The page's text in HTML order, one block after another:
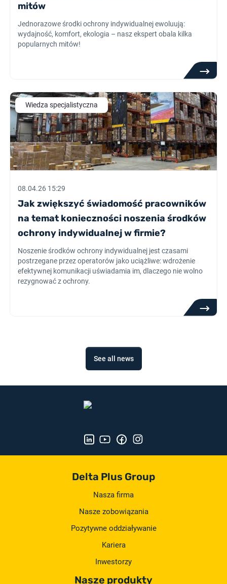
mitów
Jednorazowe środki ochrony indywidualnej ewoluują:
wydajność, komfort, ekologia – nasz ekspert obala kilka
popularnych mitów!
Wiedza specjalistyczna
08.04.26 15:29
Jak zwiększyć świadomość pracowników
na temat konieczności noszenia środków
ochrony indywidualnej w firmie?
Noszenie środków ochrony indywidualnej jest czasami
postrzegane przez operatorów jako uciążliwe: wdrożenie
efektywnej komunikacji uświadamia im, dlaczego nie wolno
rezygnować z ochrony.
See all news
Delta Plus Group
Nasza firma
Nasze zobowiązania
Pozytywne oddziaływanie
Kariera
Inwestorzy
Nasze produkty